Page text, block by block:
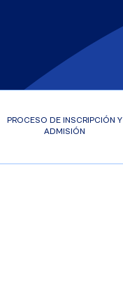
PROCESO DE INSCRIPCIÓN Y
ADMISIÓN